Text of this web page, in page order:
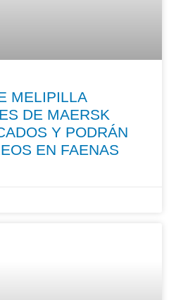
MELIPILLA
DE MAERSK
Y PODRÁN
EN FAENAS